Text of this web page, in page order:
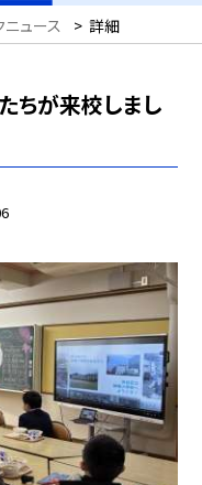
ニュース > 詳細
ちが来校しまし